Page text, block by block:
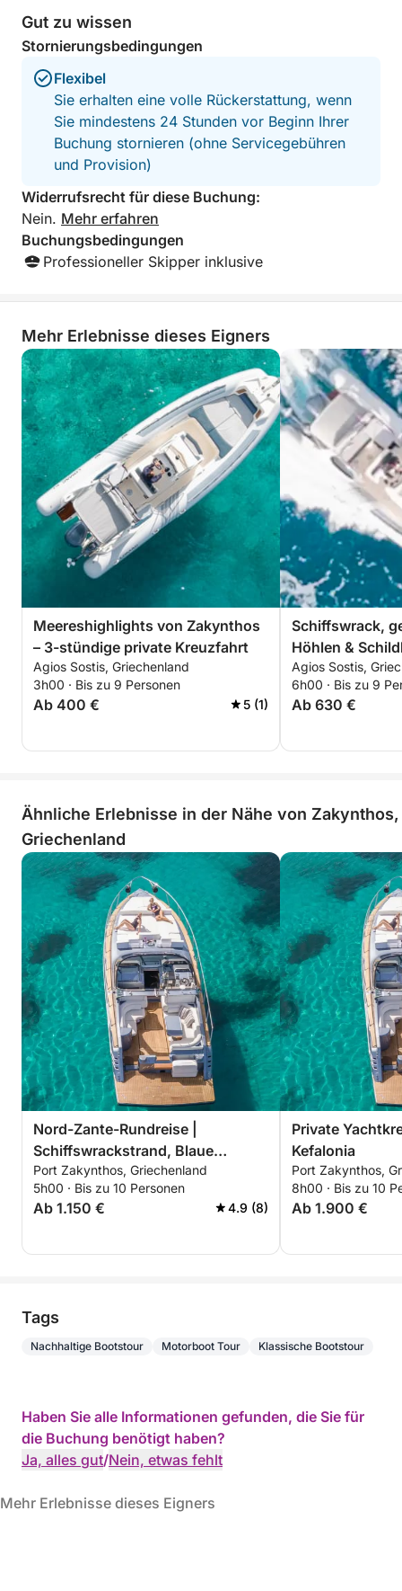
Gut zu wissen
Stornierungsbedingungen
Flexibel
Sie erhalten eine volle Rückerstattung, wenn
Sie mindestens 24 Stunden vor Beginn Ihrer
Buchung stornieren (ohne Servicegebühren
und Provision)
Widerrufsrecht für diese Buchung:
Nein. Mehr erfahren
Buchungsbedingungen
Professioneller Skipper inklusive
Mehr Erlebnisse dieses Eigners
Meereshighlights von Zakynthos
– 3-stündige private Kreuzfahrt
Agios Sostis, Griechenland
3h00 · Bis zu 9 Personen
Ab 400 € 5 (1)
Schiffswrack,
Höhlen &
stündiges
Agios Sostis,
6h00 · Bis zu 9
Ab 630 €
Ähnliche Erlebnisse in der Nähe von Zakynthos,
Griechenland
Nord-Zante-Rundreise |
Schiffswrackstrand, Blaue
Höhlen, Xygia
Port Zakynthos, Griechenland
5h00 · Bis zu 10 Personen
Ab 1.150 € 4.9 (8)
Private
Kefalonia
Port Zakynthos,
8h00 · Bis zu 10
Ab 1.900 €
Tags
Nachhaltige Bootstour Motorboot Tour Klassische Bootstour
Haben Sie alle Informationen gefunden, die Sie für
die Buchung benötigt haben?
Ja, alles gut/Nein, etwas fehlt
Mehr Erlebnisse dieses Eigners